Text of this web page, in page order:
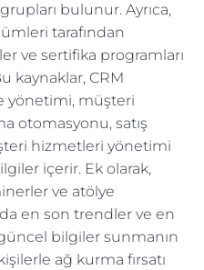
bulunur. Ayrıca,
tarafından
ve sertifika programları
kaynaklar, CRM
yönetimi, müşteri
otomasyonu, satış
hizmetleri yönetimi
içerir. Ek olarak,
ve atölye
en son trendler ve en
bilgiler sunmanın
ağ kurma fırsatı